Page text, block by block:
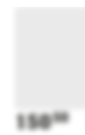
15050